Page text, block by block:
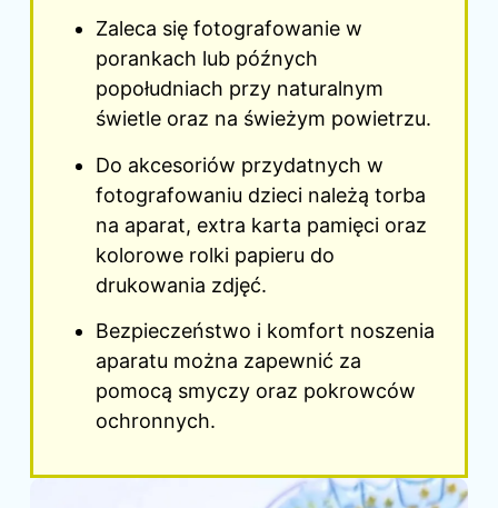
Zaleca się fotografowanie w
porankach lub późnych
popołudniach przy naturalnym
świetle oraz na świeżym powietrzu.
Do akcesoriów przydatnych w
fotografowaniu dzieci należą torba
na aparat, extra karta pamięci oraz
kolorowe rolki papieru do
drukowania zdjęć.
Bezpieczeństwo i komfort noszenia
aparatu można zapewnić za
pomocą smyczy oraz pokrowców
ochronnych.